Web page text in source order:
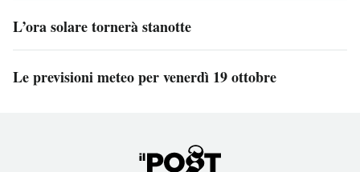
L’ora solare tornerà stanotte
Le previsioni meteo per venerdì 19 ottobre